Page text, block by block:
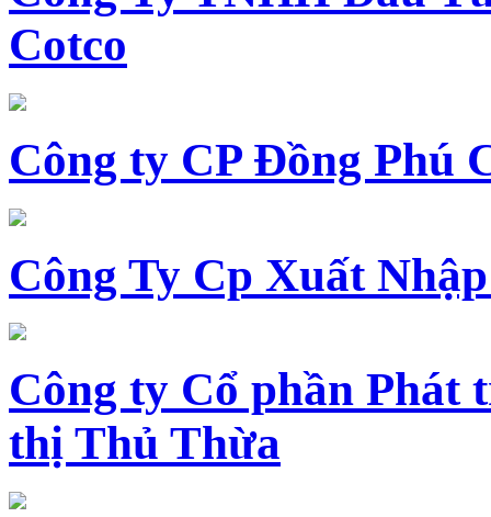
Cotco
Công ty CP Đồng Phú
Công Ty Cp Xuất
Công ty Cổ phần Phát
thị Thủ Thừa